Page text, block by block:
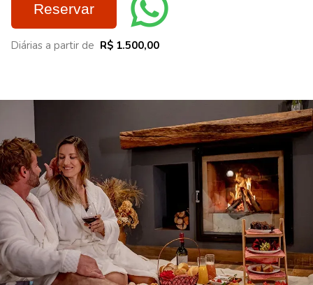
Reservar
Diárias a partir de R$ 1.500,00